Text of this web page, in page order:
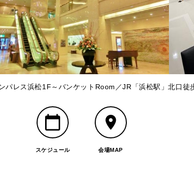
パレス浜松1F～バンケットRoom／JR「浜松駅」北口徒
スケジュール 会場MAP